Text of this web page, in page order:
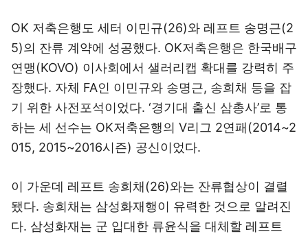
OK 저축은행도 세터 이민규(26)와 레프트 송명근(2
5)의 잔류 계약에 성공했다. OK저축은행은 한국배구
연맹(KOVO) 이사회에서 샐러리캡 확대를 강력히 주
장했다. 자체 FA인 이민규와 송명근, 송희채 등을 잡
기 위한 사전포석이었다. ‘경기대 출신 삼총사’로 통
하는 세 선수는 OK저축은행의 V리그 2연패(2014~2
015, 2015~2016시즌) 공신이었다.
이 가운데 레프트 송희채(26)와는 잔류협상이 결렬
됐다. 송희채는 삼성화재행이 유력한 것으로 알려진
다. 삼성화재는 군 입대한 류윤식을 대체할 레프트